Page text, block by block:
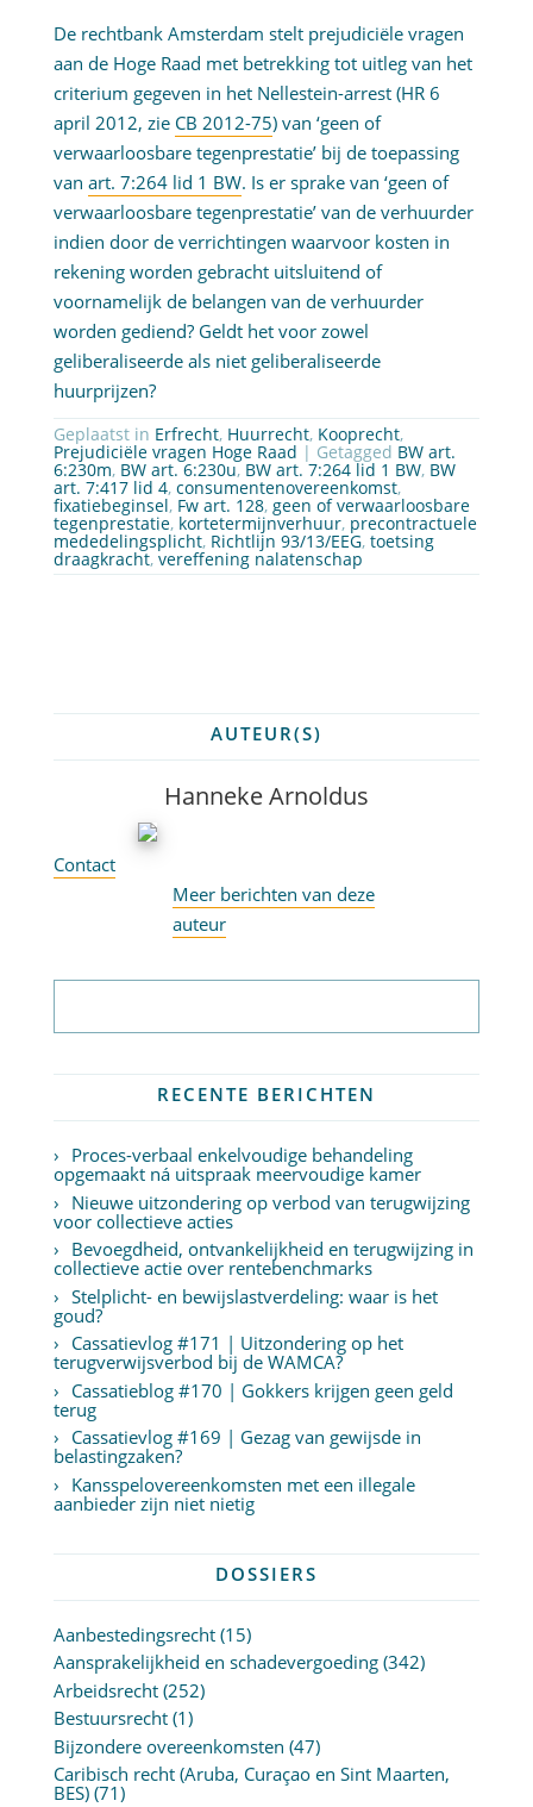
De rechtbank Amsterdam stelt prejudiciële vragen
aan de Hoge Raad met betrekking tot uitleg van het
criterium gegeven in het Nellestein-arrest (HR 6
april 2012, zie CB 2012-75) van ‘geen of
verwaarloosbare tegenprestatie’ bij de toepassing
van art. 7:264 lid 1 BW. Is er sprake van ‘geen of
verwaarloosbare tegenprestatie’ van de verhuurder
indien door de verrichtingen waarvoor kosten in
rekening worden gebracht uitsluitend of
voornamelijk de belangen van de verhuurder
worden gediend? Geldt het voor zowel
geliberaliseerde als niet geliberaliseerde
huurprijzen?
Geplaatst in Erfrecht, Huurrecht, Kooprecht,
Prejudiciële vragen Hoge Raad | Getagged BW art.
6:230m, BW art. 6:230u, BW art. 7:264 lid 1 BW, BW
art. 7:417 lid 4, consumentenovereenkomst,
fixatiebeginsel, Fw art. 128, geen of verwaarloosbare
tegenprestatie, kortetermijnverhuur, precontractuele
mededelingsplicht, Richtlijn 93/13/EEG, toetsing
draagkracht, vereffening nalatenschap
AUTEUR(S)
Hanneke Arnoldus
Contact
Meer berichten van deze
auteur
RECENTE BERICHTEN
Proces-verbaal enkelvoudige behandeling
opgemaakt ná uitspraak meervoudige kamer
Nieuwe uitzondering op verbod van terugwijzing
voor collectieve acties
Bevoegdheid, ontvankelijkheid en terugwijzing in
collectieve actie over rentebenchmarks
Stelplicht- en bewijslastverdeling: waar is het
goud?
Cassatievlog #171 | Uitzondering op het
terugverwijsverbod bij de WAMCA?
Cassatieblog #170 | Gokkers krijgen geen geld
terug
Cassatievlog #169 | Gezag van gewijsde in
belastingzaken?
Kansspelovereenkomsten met een illegale
aanbieder zijn niet nietig
DOSSIERS
Aanbestedingsrecht(15)
Aansprakelijkheid en schadevergoeding(342)
Arbeidsrecht(252)
Bestuursrecht(1)
Bijzondere overeenkomsten (47)
Caribisch recht (Aruba, Curaçao en Sint Maarten,
BES)(71)